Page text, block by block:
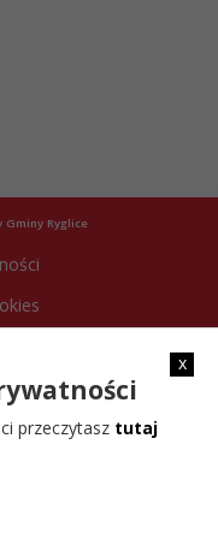
Ryglice
x
przeczytasz tutaj